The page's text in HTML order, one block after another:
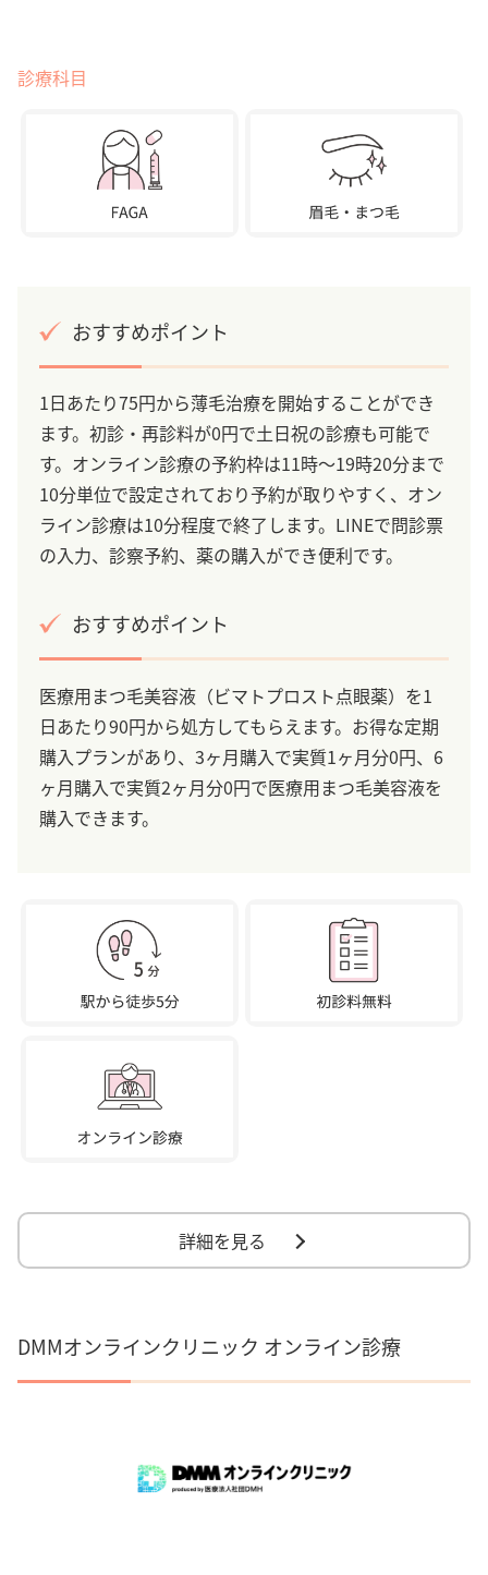
診療科目
おすすめポイント
1日あたり75円から薄毛治療を開始することができ
ます。初診・再診料が0円で土日祝の診療も可能で
す。オンライン診療の予約枠は11時～19時20分まで
10分単位で設定されており予約が取りやすく、オン
ライン診療は10分程度で終了します。LINEで問診票
の入力、診察予約、薬の購入ができ便利です。
おすすめポイント
医療用まつ毛美容液（ビマトプロスト点眼薬）を1
日あたり90円から処方してもらえます。お得な定期
購入プランがあり、3ヶ月購入で実質1ヶ月分0円、6
ヶ月購入で実質2ヶ月分0円で医療用まつ毛美容液を
購入できます。
詳細を見る
DMMオンラインクリニック オンライン診療